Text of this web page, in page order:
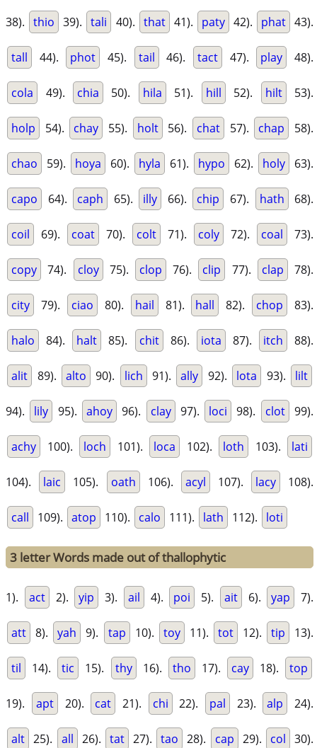
38). thio 39). tali 40). that 41). paty 42). phat 43).
tall 44). phot 45). tail 46). tact 47). play 48).
cola 49). chia 50). hila 51). hill 52). hilt 53).
holp 54). chay 55). holt 56). chat 57). chap 58).
chao 59). hoya 60). hyla 61). hypo 62). holy 63).
capo 64). caph 65). illy 66). chip 67). hath 68).
coil 69). coat 70). colt 71). coly 72). coal 73).
copy 74). cloy 75). clop 76). clip 77). clap 78).
city 79). ciao 80). hail 81). hall 82). chop 83).
halo 84). halt 85). chit 86). iota 87). itch 88).
alit 89). alto 90). lich 91). ally 92). lota 93). lilt
94). lily 95). ahoy 96). clay 97). loci 98). clot 99).
achy 100). loch 101). loca 102). loth 103). lati
104). laic 105). oath 106). acyl 107). lacy 108).
call 109). atop 110). calo 111). lath 112). loti
3 letter Words made out of thallophytic
1). act 2). yip 3). ail 4). poi 5). ait 6). yap 7).
att 8). yah 9). tap 10). toy 11). tot 12). tip 13).
til 14). tic 15). thy 16). tho 17). cay 18). top
19). apt 20). cat 21). chi 22). pal 23). alp 24).
alt 25). all 26). tat 27). tao 28). cap 29). col 30).